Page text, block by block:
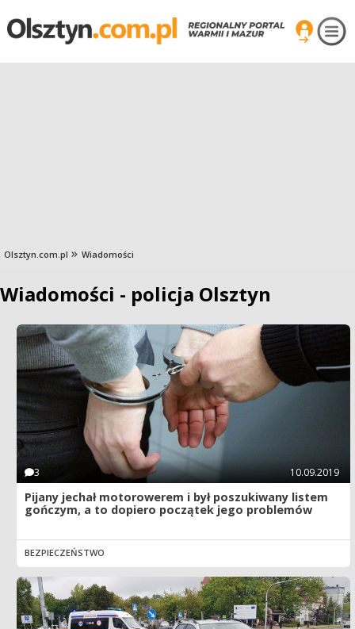
Olsztyn.com.pl Wiadomości
Wiadomości - policja Olsztyn
3 10.09.2019
Pijany jechał motorowerem i był poszukiwany listem
gończym, a to dopiero początek jego problemów
BEZPIECZEŃSTWO